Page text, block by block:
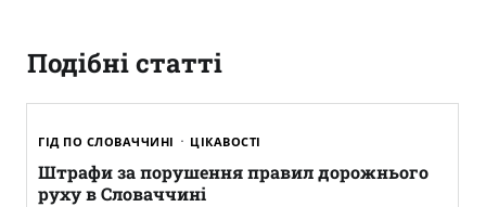
Подібні статті
ГІД ПО СЛОВАЧЧИНІ ЦІКАВОСТІ
Штрафи за порушення правил дорожнього
руху в Словаччині